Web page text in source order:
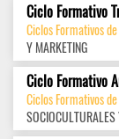
Ciclo Formativo
Ciclos Formativos
Y MARKETING
Ciclo Formativo
Ciclos Formativos